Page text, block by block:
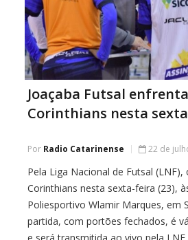
Joaçaba Futsal
Corinthians nesta
Por Radio Catarinense 22 de
Pela Liga Nacional de Futsal
Corinthians nesta sexta-feira (23),
Poliesportivo Wlamir Marques, em
partida, com portões fechados, é